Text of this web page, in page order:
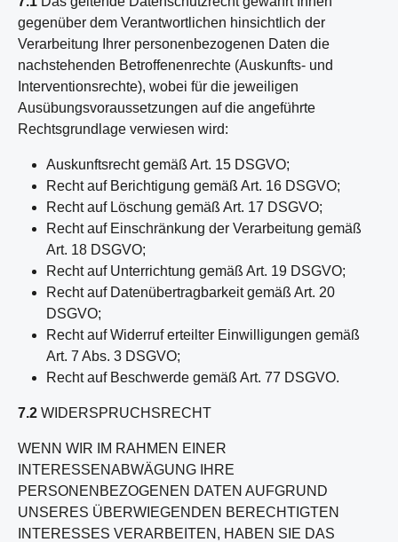
gegenüber dem Verantwortlichen hinsichtlich der
Verarbeitung Ihrer personenbezogenen Daten die
nachstehenden Betroffenenrechte (Auskunfts- und
Interventionsrechte), wobei für die jeweiligen
Ausübungsvoraussetzungen auf die angeführte
Rechtsgrundlage verwiesen wird:
Auskunftsrecht gemäß Art. 15 DSGVO;
Recht auf Berichtigung gemäß Art. 16 DSGVO;
Recht auf Löschung gemäß Art. 17 DSGVO;
Recht auf Einschränkung der Verarbeitung gemäß
Art. 18 DSGVO;
Recht auf Unterrichtung gemäß Art. 19 DSGVO;
Recht auf Datenübertragbarkeit gemäß Art. 20
DSGVO;
Recht auf Widerruf erteilter Einwilligungen gemäß
Art. 7 Abs. 3 DSGVO;
Recht auf Beschwerde gemäß Art. 77 DSGVO.
7.2 WIDERSPRUCHSRECHT
WENN WIR IM RAHMEN EINER
INTERESSENABWÄGUNG IHRE
PERSONENBEZOGENEN DATEN AUFGRUND
UNSERES ÜBERWIEGENDEN BERECHTIGTEN
INTERESSES VERARBEITEN, HABEN SIE DAS